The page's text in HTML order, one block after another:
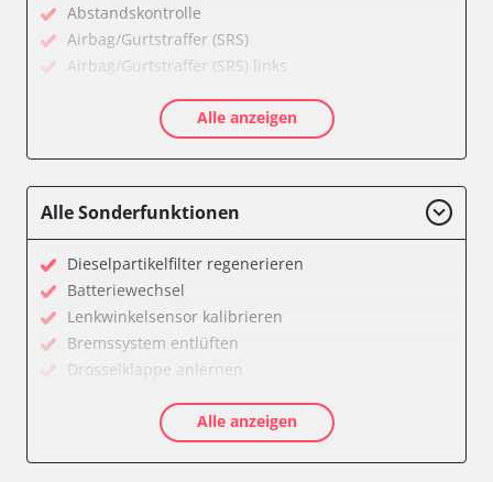
Abstandskontrolle
Airbag/Gurtstraffer (SRS)
Airbag/Gurtstraffer (SRS) links
Allradelektronik
Anhängersteuergerät
Bremskraftverstärker
Diagnoseschnittstelle (EOBD/OBDII)
Differentialsperre
Einparkhilfe
Einparkhilfe Lenkhilfe
Fahrtrichtungskamera
Fernlichtassistent
Feststellbremse (EPB / SBC)
Alle anzeigen
Alle Sonderfunktionen
Dieselpartikelfilter regenerieren
Batteriewechsel
Lenkwinkelsensor kalibrieren
Bremssystem entlüften
Drosselklappe anlernen
Luftmassenmesser anlernen
Kraftstofftank entleeren
Alle anzeigen